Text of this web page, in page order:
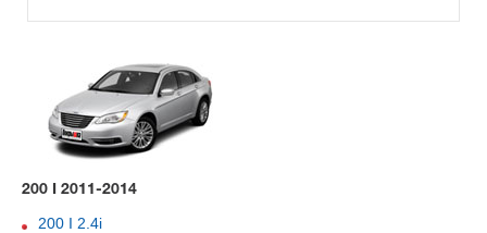
200 I 2011-2014
200 I 2.4i